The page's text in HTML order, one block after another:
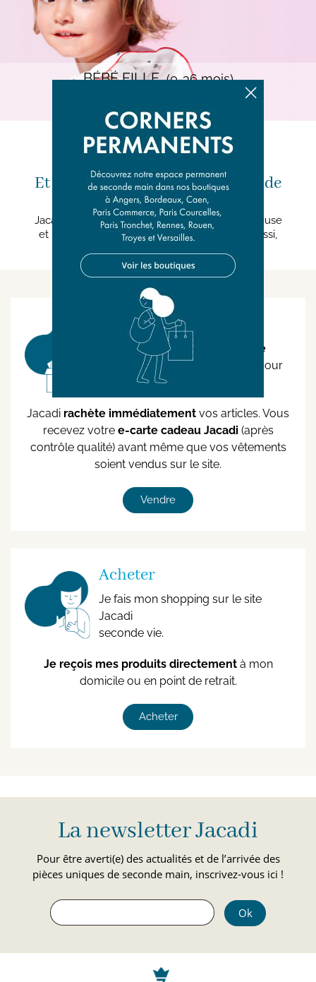
BÉBÉ FILLE (0-36 mois)
Découvrir
Et si vous vendiez les vêtements de
vos enfants ?
Jacadi Seconde Vie, c’est une démarche vertueuse
et participative très réjouissante. Alors vous aussi,
Vendre
Découvrez la nouvelle formule
Jacadi Seconde Vie, repensée pour
vous faciliter la vie.
Jacadi rachète immédiatement vos articles. Vous
recevez votre e-carte cadeau Jacadi(après
contrôle qualité) avant même que vos vêtements
soient vendus sur le site.
Vendre
Acheter
Je fais mon shopping sur le site
Jacadi
seconde vie.
Je reçois mes produits directementà mon
domicile ou en point de retrait.
Acheter
La newsletter Jacadi
Pour être averti(e) des actualités et de l’arrivée des
pièces uniques de seconde main, inscrivez-vous ici !
Ok